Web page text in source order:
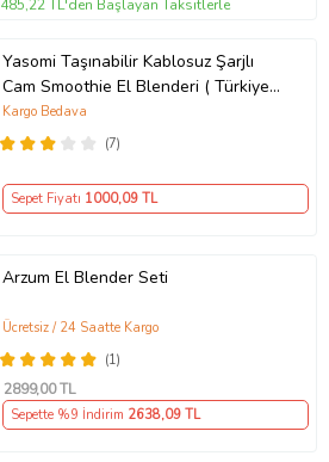
485,22 TL'den Başlayan Taksitlerle
Yasomi Taşınabilir Kablosuz Şarjlı
Cam Smoothie El Blenderi ( Türkiye
Garantili) (Pembe)
(7)
Kargo Bedava
Sepet Fiyatı 1000,09 TL
Arzum El Blender Seti
(1)
Ücretsiz / 24 Saatte Kargo
2899,00 TL
Sepette %9 İndirim 2638,09 TL